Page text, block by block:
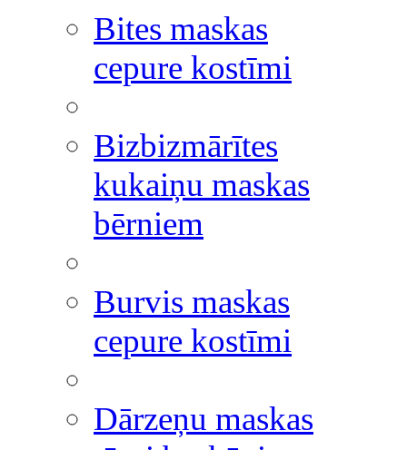
Bites maskas
cepure kostīmi
Bizbizmārītes
kukaiņu maskas
bērniem
Burvis maskas
cepure kostīmi
Dārzeņu maskas